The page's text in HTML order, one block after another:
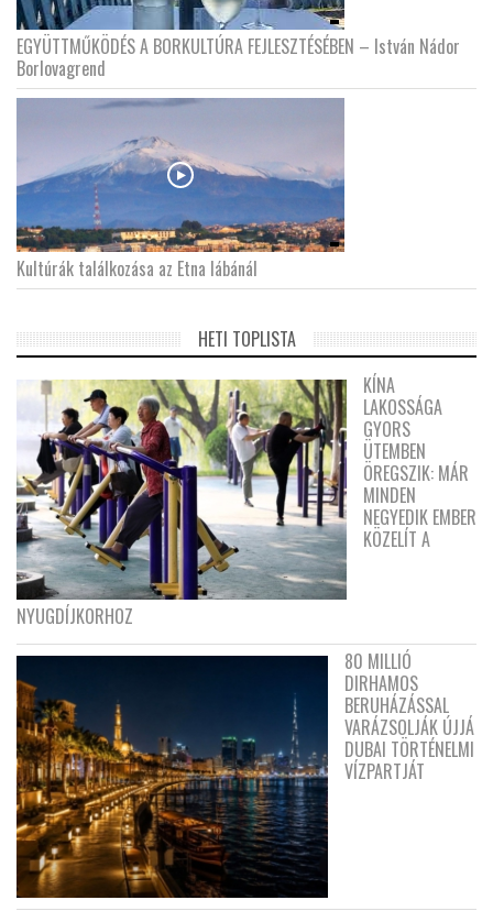
EGYÜTTMŰKÖDÉS A BORKULTÚRA FEJLESZTÉSÉBEN – István Nádor
Borlovagrend
Kultúrák találkozása az Etna lábánál
HETI TOPLISTA
KÍNA
LAKOSSÁGA
GYORS
ÜTEMBEN
ÖREGSZIK: MÁR
MINDEN
NEGYEDIK EMBER
KÖZELÍT A
NYUGDÍJKORHOZ
80 MILLIÓ
DIRHAMOS
BERUHÁZÁSSAL
VARÁZSOLJÁK ÚJJÁ
DUBAI TÖRTÉNELMI
VÍZPARTJÁT